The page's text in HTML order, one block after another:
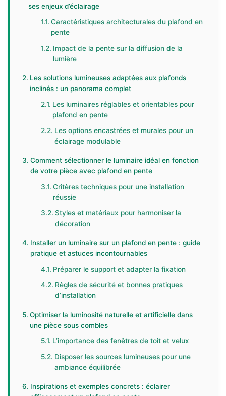
ses enjeux d’éclairage
Caractéristiques architecturales du plafond en
pente
Impact de la pente sur la diffusion de la
lumière
Les solutions lumineuses adaptées aux plafonds
inclinés : un panorama complet
Les luminaires réglables et orientables pour
plafond en pente
Les options encastrées et murales pour un
éclairage modulable
Comment sélectionner le luminaire idéal en fonction
de votre pièce avec plafond en pente
Critères techniques pour une installation
réussie
Styles et matériaux pour harmoniser la
décoration
Installer un luminaire sur un plafond en pente : guide
pratique et astuces incontournables
Préparer le support et adapter la fixation
Règles de sécurité et bonnes pratiques
d’installation
Optimiser la luminosité naturelle et artificielle dans
une pièce sous combles
L’importance des fenêtres de toit et velux
Disposer les sources lumineuses pour une
ambiance équilibrée
Inspirations et exemples concrets : éclairer